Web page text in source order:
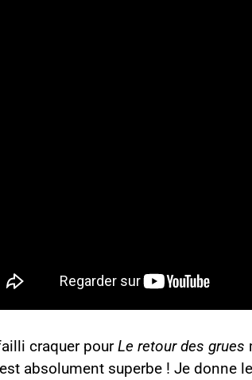
craquer pourLe retour des grues
absolument superbe ! Je donne